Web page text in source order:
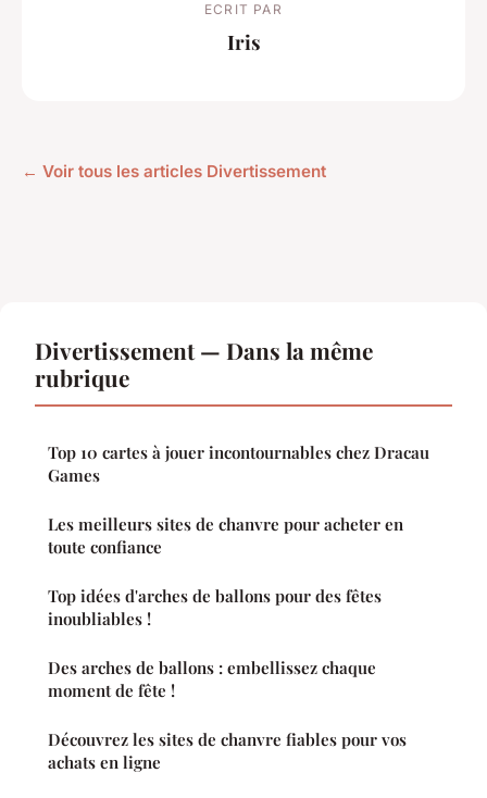
ECRIT PAR
Iris
← Voir tous les articles Divertissement
Divertissement — Dans la même
rubrique
Top 10 cartes à jouer incontournables chez Dracau
Games
Les meilleurs sites de chanvre pour acheter en
toute confiance
Top idées d'arches de ballons pour des fêtes
inoubliables !
Des arches de ballons : embellissez chaque
moment de fête !
Découvrez les sites de chanvre fiables pour vos
achats en ligne